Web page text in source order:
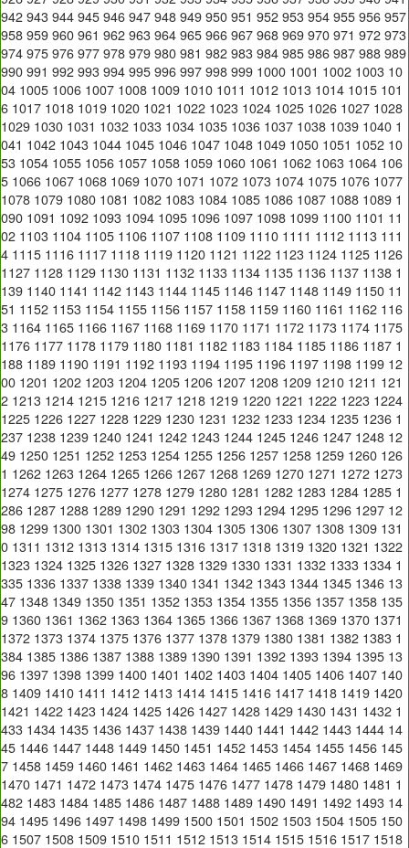
942 943 944 945 946 947 948 949 950 951 952 953 954 955 956 957
958 959 960 961 962 963 964 965 966 967 968 969 970 971 972 973
974 975 976 977 978 979 980 981 982 983 984 985 986 987 988 989
990 991 992 993 994 995 996 997 998 999 1000 1001 1002 1003 10
04 1005 1006 1007 1008 1009 1010 1011 1012 1013 1014 1015 101
6 1017 1018 1019 1020 1021 1022 1023 1024 1025 1026 1027 1028
1029 1030 1031 1032 1033 1034 1035 1036 1037 1038 1039 1040 1
041 1042 1043 1044 1045 1046 1047 1048 1049 1050 1051 1052 10
53 1054 1055 1056 1057 1058 1059 1060 1061 1062 1063 1064 106
5 1066 1067 1068 1069 1070 1071 1072 1073 1074 1075 1076 1077
1078 1079 1080 1081 1082 1083 1084 1085 1086 1087 1088 1089 1
090 1091 1092 1093 1094 1095 1096 1097 1098 1099 1100 1101 11
02 1103 1104 1105 1106 1107 1108 1109 1110 1111 1112 1113 111
4 1115 1116 1117 1118 1119 1120 1121 1122 1123 1124 1125 1126
1127 1128 1129 1130 1131 1132 1133 1134 1135 1136 1137 1138 1
139 1140 1141 1142 1143 1144 1145 1146 1147 1148 1149 1150 11
51 1152 1153 1154 1155 1156 1157 1158 1159 1160 1161 1162 116
3 1164 1165 1166 1167 1168 1169 1170 1171 1172 1173 1174 1175
1176 1177 1178 1179 1180 1181 1182 1183 1184 1185 1186 1187 1
188 1189 1190 1191 1192 1193 1194 1195 1196 1197 1198 1199 12
00 1201 1202 1203 1204 1205 1206 1207 1208 1209 1210 1211 121
2 1213 1214 1215 1216 1217 1218 1219 1220 1221 1222 1223 1224
1225 1226 1227 1228 1229 1230 1231 1232 1233 1234 1235 1236 1
237 1238 1239 1240 1241 1242 1243 1244 1245 1246 1247 1248 12
49 1250 1251 1252 1253 1254 1255 1256 1257 1258 1259 1260 126
1 1262 1263 1264 1265 1266 1267 1268 1269 1270 1271 1272 1273
1274 1275 1276 1277 1278 1279 1280 1281 1282 1283 1284 1285 1
286 1287 1288 1289 1290 1291 1292 1293 1294 1295 1296 1297 12
98 1299 1300 1301 1302 1303 1304 1305 1306 1307 1308 1309 131
0 1311 1312 1313 1314 1315 1316 1317 1318 1319 1320 1321 1322
1323 1324 1325 1326 1327 1328 1329 1330 1331 1332 1333 1334 1
335 1336 1337 1338 1339 1340 1341 1342 1343 1344 1345 1346 13
47 1348 1349 1350 1351 1352 1353 1354 1355 1356 1357 1358 135
9 1360 1361 1362 1363 1364 1365 1366 1367 1368 1369 1370 1371
1372 1373 1374 1375 1376 1377 1378 1379 1380 1381 1382 1383 1
384 1385 1386 1387 1388 1389 1390 1391 1392 1393 1394 1395 13
96 1397 1398 1399 1400 1401 1402 1403 1404 1405 1406 1407 140
8 1409 1410 1411 1412 1413 1414 1415 1416 1417 1418 1419 1420
1421 1422 1423 1424 1425 1426 1427 1428 1429 1430 1431 1432 1
433 1434 1435 1436 1437 1438 1439 1440 1441 1442 1443 1444 14
45 1446 1447 1448 1449 1450 1451 1452 1453 1454 1455 1456 145
7 1458 1459 1460 1461 1462 1463 1464 1465 1466 1467 1468 1469
1470 1471 1472 1473 1474 1475 1476 1477 1478 1479 1480 1481 1
482 1483 1484 1485 1486 1487 1488 1489 1490 1491 1492 1493 14
94 1495 1496 1497 1498 1499 1500 1501 1502 1503 1504 1505 150
6 1507 1508 1509 1510 1511 1512 1513 1514 1515 1516 1517 1518